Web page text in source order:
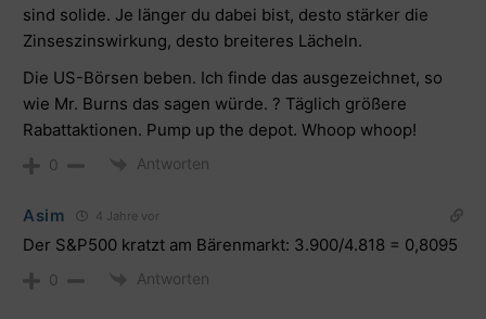
sind solide. Je länger du dabei bist, desto stärker die
Zinseszinswirkung, desto breiteres Lächeln.
Die US-Börsen beben. Ich finde das ausgezeichnet, so
wie Mr. Burns das sagen würde. ? Täglich größere
Rabattaktionen. Pump up the depot. Whoop whoop!
0 Antworten
Asim 4 Jahre vor
Der S&P500 kratzt am Bärenmarkt: 3.900/4.818 = 0,8095
0 Antworten